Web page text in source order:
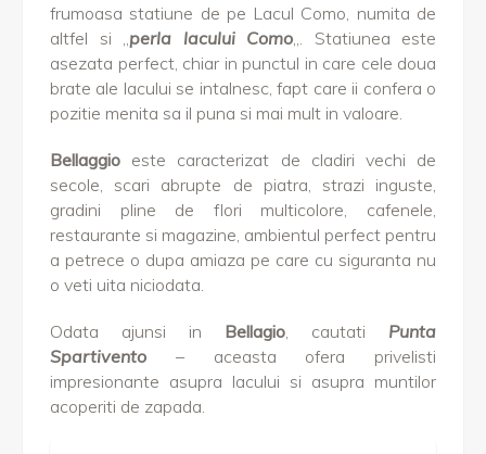
frumoasa statiune de pe Lacul Como, numita de
altfel si „ perla lacului Como „. Statiunea este
asezata perfect, chiar in punctul in care cele doua
brate ale lacului se intalnesc, fapt care ii confera o
pozitie menita sa il puna si mai mult in valoare.
Bellaggio este caracterizat de cladiri vechi de
secole, scari abrupte de piatra, strazi inguste,
gradini pline de flori multicolore, cafenele,
restaurante si magazine, ambientul perfect pentru
a petrece o dupa amiaza pe care cu siguranta nu
o veti uita niciodata.
Odata ajunsi in Bellagio , cautati Punta
Spartivento – aceasta ofera privelisti
impresionante asupra lacului si asupra muntilor
acoperiti de zapada.